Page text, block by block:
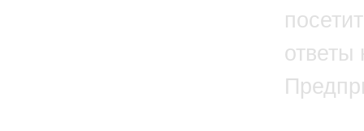
ответы